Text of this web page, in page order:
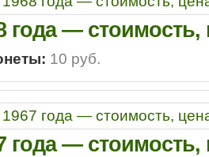
года —
10 руб.
года —